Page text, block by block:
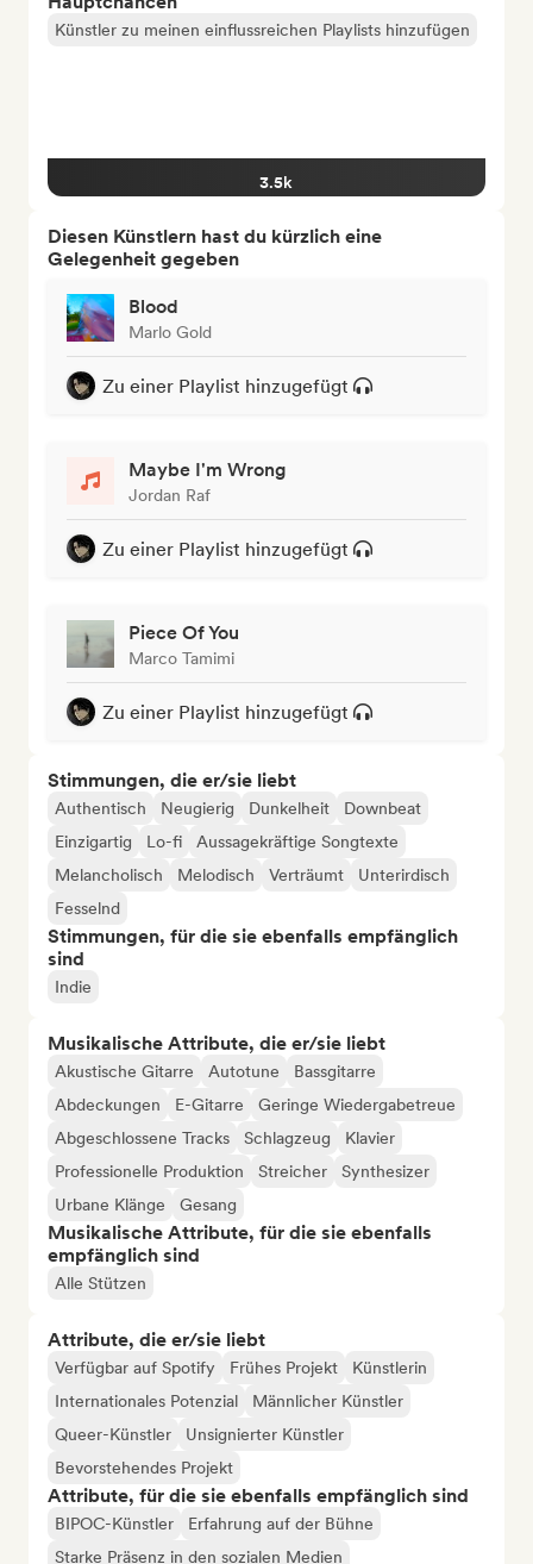
Künstler zu meinen einflussreichen Playlists hinzufügen
3.5k
Diesen Künstlern hast du kürzlich eine
Gelegenheit gegeben
Blood
Marlo Gold
Zu einer Playlist hinzugefügt
Maybe I'm Wrong
Jordan Raf
Zu einer Playlist hinzugefügt
Piece Of You
Marco Tamimi
Zu einer Playlist hinzugefügt
Stimmungen, die er/sie liebt
Authentisch Neugierig Dunkelheit
Downbeat
Einzigartig
Lo-fi
Aussagekräftige Songtexte
Melancholisch
Melodisch Verträumt
Unterirdisch
Fesselnd
Stimmungen, für die sie ebenfalls empfänglich
sind
Indie
Musikalische Attribute, die er/sie liebt
Akustische Gitarre Autotune
Bassgitarre
Abdeckungen
E-Gitarre
Geringe Wiedergabetreue
Abgeschlossene Tracks
Schlagzeug
Klavier
Professionelle Produktion
Streicher
Synthesizer
Urbane Klänge
Gesang
Musikalische Attribute, für die sie ebenfalls
empfänglich sind
Alle Stützen
Attribute, die er/sie liebt
Verfügbar auf Spotify Frühes Projekt
Künstlerin
Internationales Potenzial
Männlicher Künstler
Queer-Künstler
Unsignierter Künstler
Bevorstehendes Projekt
Attribute, für die sie ebenfalls empfänglich sind
BIPOC-Künstler
Erfahrung auf der Bühne
Starke Präsenz in den sozialen Medien